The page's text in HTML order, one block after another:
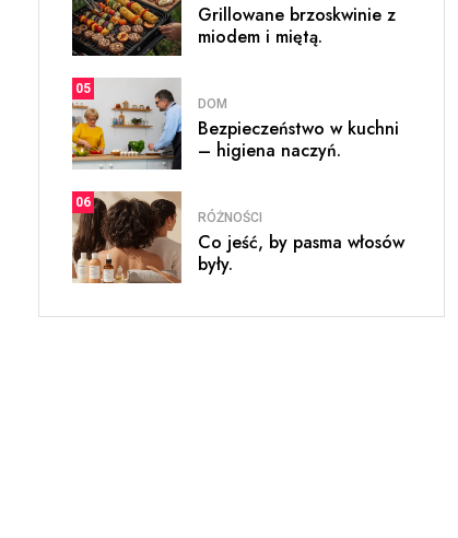
Grillowane brzoskwinie z
miodem i miętą.
05
DOM
Bezpieczeństwo w kuchni
– higiena naczyń.
06
RÓŻNOŚCI
Co jeść, by pasma włosów
były.